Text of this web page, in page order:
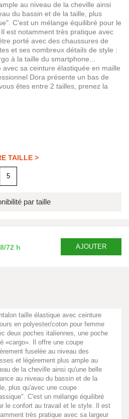
au niveau de la cheville ainsi
du bassin et de la taille, plus
C'est un mélange équilibré pour le
est notamment très pratique avec
porté avec des chaussures de
et ses nombreux détails de style :
à la taille du smartphone...
sa ceinture élastiquée en maille
Dora présente un bas de
êtes entre 2 tailles, prenez la
TAILLE >
5
par taille
72 h AJOUTER
taille élastique avec ceinture
en polyester/coton pour femme
deux poches italiennes, une poche
«cargo». Il offre une coupe
fuselée au niveau des
et légèrement plus ample au
de la cheville ainsi qu'une belle
au niveau du bassin et de la
plus qu'avec une coupe
C'est un mélange équilibré
le confort au travail et le style. Il est
très pratique avec sa largeur